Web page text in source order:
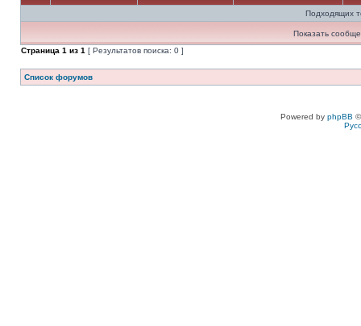
Подходящих
Показать
Страница 1 из 1 [ Результатов поиска: 0 ]
Список форумов
Powered by phpBB